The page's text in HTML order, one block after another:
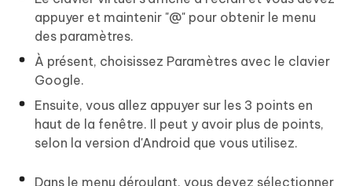
appuyer et maintenir "@" pour obtenir le menu
des paramètres.
À présent, choisissez Paramètres avec le clavier
Google.
Ensuite, vous allez appuyer sur les 3 points en
haut de la fenêtre. Il peut y avoir plus de points,
selon la version d'Android que vous utilisez.
Dans le menu déroulant, vous devez sélectionner